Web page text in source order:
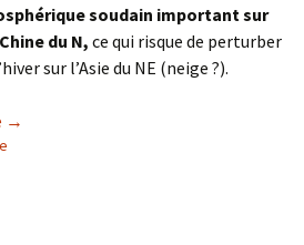
soudain important sur
du N, ce qui risque de perturber
sur l’Asie du NE (neige ?).
Météo hiver 2024-2025 : Vortex, RSS et
→